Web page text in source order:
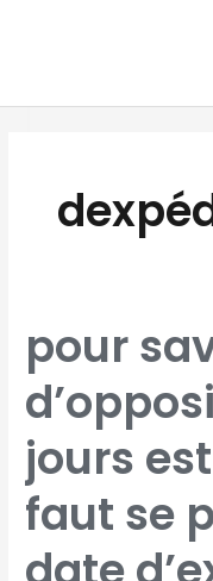
pour
jours
faut se
SAVOIR
SI
LE
D’OPPOSITION
DE
15
JOURS
IL
FAUT
SE
À
LA
DATE
LA
LETTRE